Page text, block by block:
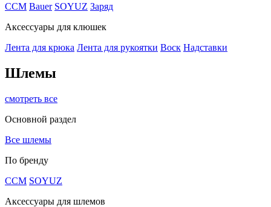
CCM Bauer SOYUZ Заряд
Аксессуары для клюшек
Лента для крюка Лента для рукоятки Воск Надставки
Шлемы
смотреть все
Основной раздел
Все шлемы
По бренду
CCM SOYUZ
Аксессуары для шлемов